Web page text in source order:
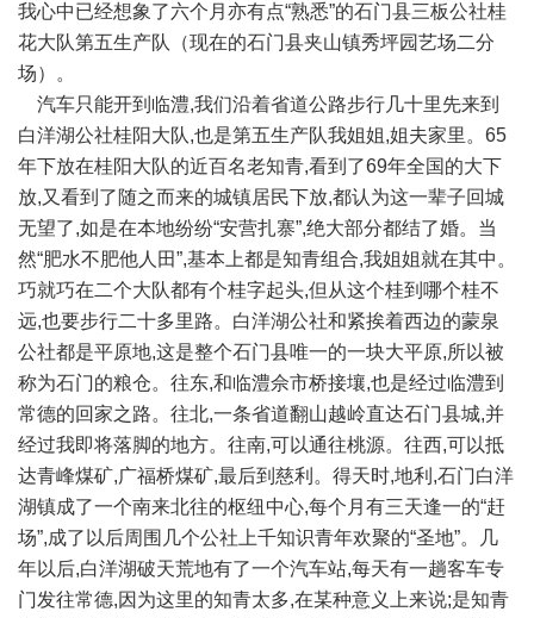
我心中已经想象了六个月亦有点“熟悉”的石门县三板公社桂
花大队第五生产队（现在的石门县夹山镇秀坪园艺场二分
场）。
汽车只能开到临澧,我们沿着省道公路步行几十里先来到
白洋湖公社桂阳大队,也是第五生产队我姐姐,姐夫家里。65
年下放在桂阳大队的近百名老知青,看到了69年全国的大下
放,又看到了随之而来的城镇居民下放,都认为这一辈子回城
无望了,如是在本地纷纷“安营扎寨”,绝大部分都结了婚。当
然“肥水不肥他人田”,基本上都是知青组合,我姐姐就在其中。
巧就巧在二个大队都有个桂字起头,但从这个桂到哪个桂不
远,也要步行二十多里路。白洋湖公社和紧挨着西边的蒙泉
公社都是平原地,这是整个石门县唯一的一块大平原,所以被
称为石门的粮仓。往东,和临澧佘市桥接壤,也是经过临澧到
常德的回家之路。往北,一条省道翻山越岭直达石门县城,并
经过我即将落脚的地方。往南,可以通往桃源。往西,可以抵
达青峰煤矿,广福桥煤矿,最后到慈利。得天时,地利,石门白洋
湖镇成了一个南来北往的枢纽中心,每个月有三天逢一的“赶
场”,成了以后周围几个公社上千知识青年欢聚的“圣地”。几
年以后,白洋湖破天荒地有了一个汽车站,每天有一趟客车专
门发往常德,因为这里的知青太多,在某种意义上来说;是知青